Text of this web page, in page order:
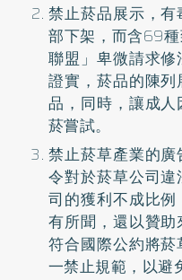
禁止菸品展示，
部下架，而含69
聯盟」卑微請求
證實，菸品的陳
品，同時，讓成
菸嘗試。
禁止菸草產業的
令對於菸草公司
司的獲利不成比
有所聞，還以贊
符合國際公約將
一禁止規範，以避